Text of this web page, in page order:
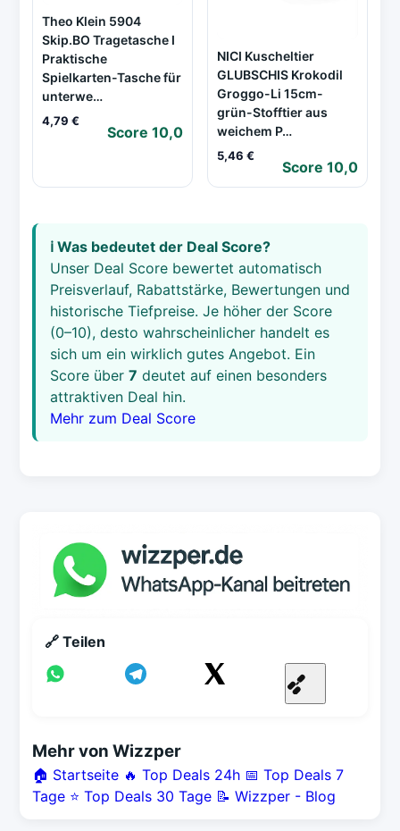
Theo Klein 5904
Skip.BO Tragetasche I
Praktische
Spielkarten-Tasche für
unterwe…
4,79 €
Score 10,0
NICI Kuscheltier
GLUBSCHIS Krokodil
Groggo-Li 15cm-
grün-Stofftier aus
weichem P…
5,46 €
Score 10,0
ℹ️ Was bedeutet der Deal Score?
Unser Deal Score bewertet automatisch
Preisverlauf, Rabattstärke, Bewertungen und
historische Tiefpreise. Je höher der Score
(0–10), desto wahrscheinlicher handelt es
sich um ein wirklich gutes Angebot. Ein
Score über 7 deutet auf einen besonders
attraktiven Deal hin.
Mehr zum Deal Score
🔗 Teilen
Mehr von Wizzper
🏠 Startseite 🔥 Top Deals 24h 📅 Top Deals 7
Tage ⭐ Top Deals 30 Tage 📝 Wizzper - Blog